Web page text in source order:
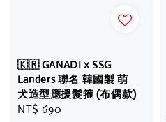
🇰🇷 GANADI x SSG
Landers 聯名 韓國製 萌
犬造型應援髮箍 (布偶款)
Regular
NT$ 690